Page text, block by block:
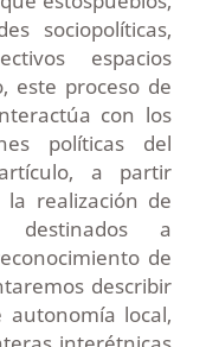
sociopolíticas,
espacios
este proceso de
con los
políticas del
a partir
realización de
destinados a
de
describir
autonomía local,